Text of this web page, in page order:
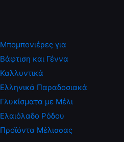
Μπομπονιέρες για
Βάφτιση και Γέννα
Καλλυντικά
Ελληνικά Παραδοσιακά
Γλυκίσματα με Μέλι
Ελαιόλαδο Ρόδου
Προϊόντα Μέλισσας